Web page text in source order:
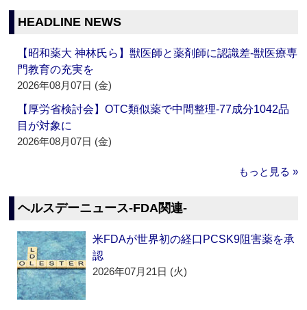
HEADLINE NEWS
【昭和薬大 神林氏ら】獣医師と薬剤師に認識差‐獣医療専
門教育の充実を
2026年08月07日 (金)
【厚労省検討会】OTC類似薬で中間整理‐77成分1042品
目が対象に
2026年08月07日 (金)
もっと見る »
ヘルスデーニュース‐FDA関連‐
米FDAが世界初の経口PCSK9阻害薬を承
認
2026年07月21日 (火)